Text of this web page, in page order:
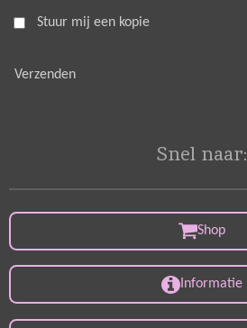
Stuur mij een kopie
Verzenden
Snel naar:
Shop
Informatie